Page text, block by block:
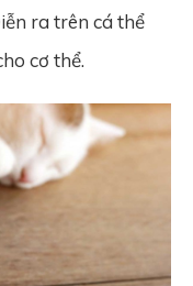
ra trên cá thể
cơ thể.